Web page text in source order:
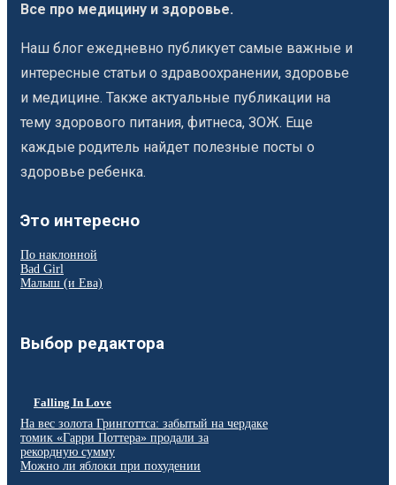
Все про медицину и здоровье.
Наш блог ежедневно публикует самые важные и
интересные статьи о здравоохранении, здоровье
и медицине. Также актуальные публикации на
тему здорового питания, фитнеса, ЗОЖ. Еще
каждые родитель найдет полезные посты о
здоровье ребенка.
Это интересно
По наклонной
Bad Girl
Малыш (и Ева)
Выбор редактора
Falling In Love
На вес золота Гринготтса: забытый на чердаке
томик «Гарри Поттера» продали за
рекордную сумму
Можно ли яблоки при похудении